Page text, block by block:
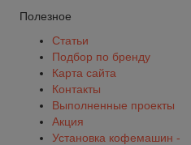
Полезное
Статьи
Подбор по бренду
Карта сайта
Контакты
Выполненные проекты
Акция
Установка кофемашин -